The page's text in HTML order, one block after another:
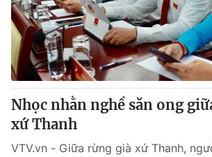
Nhọc nhằn nghề săn ong
xứ Thanh
VTV.vn - Giữa rừng già xứ Thanh,